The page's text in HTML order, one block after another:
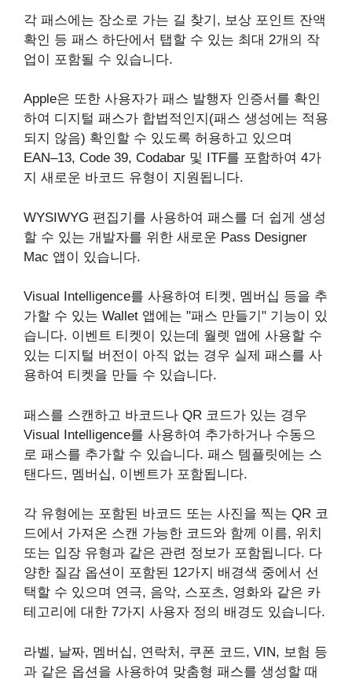
각 패스에는 장소로 가는 길 찾기, 보상 포인트 잔액
확인 등 패스 하단에서 탭할 수 있는 최대 2개의 작
업이 포함될 수 있습니다.
Apple은 또한 사용자가 패스 발행자 인증서를 확인
하여 디지털 패스가 합법적인지(패스 생성에는 적용
되지 않음) 확인할 수 있도록 허용하고 있으며
EAN–13, Code 39, Codabar 및 ITF를 포함하여 4가
지 새로운 바코드 유형이 지원됩니다.
WYSIWYG 편집기를 사용하여 패스를 더 쉽게 생성
할 수 있는 개발자를 위한 새로운 Pass Designer
Mac 앱이 있습니다.
Visual Intelligence를 사용하여 티켓, 멤버십 등을 추
가할 수 있는 Wallet 앱에는 "패스 만들기" 기능이 있
습니다. 이벤트 티켓이 있는데 월렛 앱에 사용할 수
있는 디지털 버전이 아직 없는 경우 실제 패스를 사
용하여 티켓을 만들 수 있습니다.
패스를 스캔하고 바코드나 QR 코드가 있는 경우
Visual Intelligence를 사용하여 추가하거나 수동으
로 패스를 추가할 수 있습니다. 패스 템플릿에는 스
탠다드, 멤버십, 이벤트가 포함됩니다.
각 유형에는 포함된 바코드 또는 사진을 찍는 QR 코
드에서 가져온 스캔 가능한 코드와 함께 이름, 위치
또는 입장 유형과 같은 관련 정보가 포함됩니다. 다
양한 질감 옵션이 포함된 12가지 배경색 중에서 선
택할 수 있으며 연극, 음악, 스포츠, 영화와 같은 카
테고리에 대한 7가지 사용자 정의 배경도 있습니다.
라벨, 날짜, 멤버십, 연락처, 쿠폰 코드, VIN, 보험 등
과 같은 옵션을 사용하여 맞춤형 패스를 생성할 때